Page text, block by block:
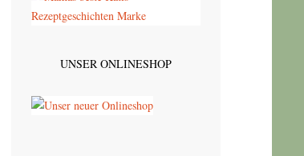
UNSER ONLINESHOP